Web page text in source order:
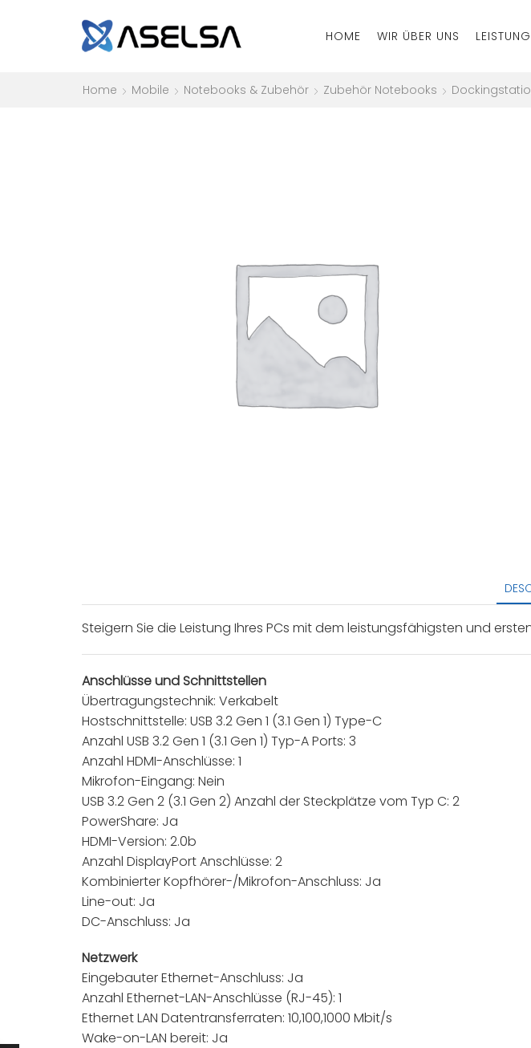
HOME WIR ÜBER UNS
Home Mobile Notebooks & Zubehör Zubehör Notebooks
Steigern Sie die Leistung Ihres PCs mit dem leistungsfähigsten und
Anschlüsse und Schnittstellen
Übertragungstechnik: Verkabelt
Hostschnittstelle: USB 3.2 Gen 1 (3.1 Gen 1) Type-C
Anzahl USB 3.2 Gen 1 (3.1 Gen 1) Typ-A Ports: 3
Anzahl HDMI-Anschlüsse: 1
Mikrofon-Eingang: Nein
USB 3.2 Gen 2 (3.1 Gen 2) Anzahl der Steckplätze vom Typ C: 2
PowerShare: Ja
HDMI-Version: 2.0b
Anzahl DisplayPort Anschlüsse: 2
Kombinierter Kopfhörer-/Mikrofon-Anschluss: Ja
Line-out: Ja
DC-Anschluss: Ja
Netzwerk
Eingebauter Ethernet-Anschluss: Ja
Anzahl Ethernet-LAN-Anschlüsse (RJ-45): 1
Ethernet LAN Datentransferraten: 10,100,1000 Mbit/s
Wake-on-LAN bereit: Ja